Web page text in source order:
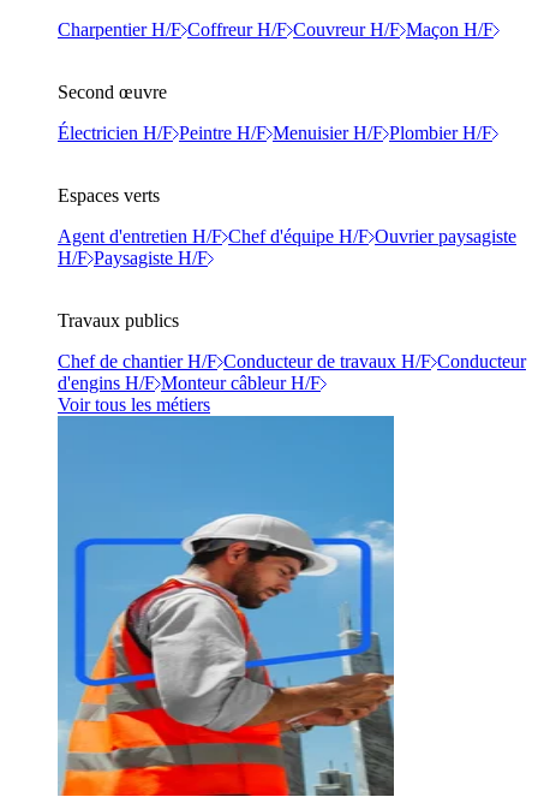
Charpentier H/F Coffreur H/F Couvreur H/F Maçon H/F
Second œuvre
Électricien H/F Peintre H/F Menuisier H/F Plombier H/F
Espaces verts
Agent d'entretien H/F Chef d'équipe H/F Ouvrier paysagiste
H/F Paysagiste H/F
Travaux publics
Chef de chantier H/F Conducteur de travaux H/F Conducteur
d'engins H/F Monteur câbleur H/F
Voir tous les métiers